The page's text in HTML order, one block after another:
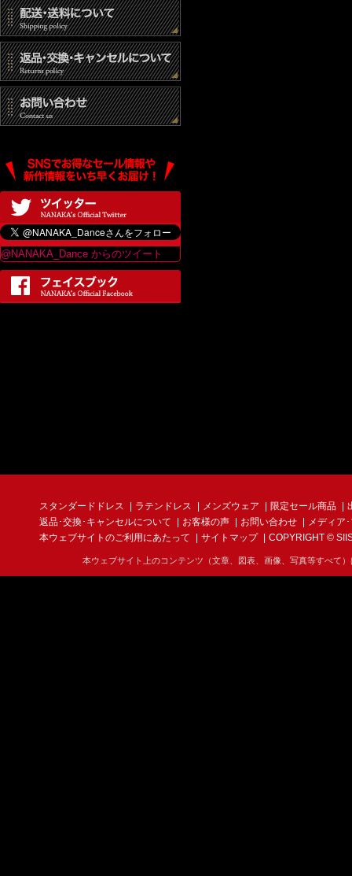
@NANAKA_Dance からのツイート
スタンダードドレス ラテンドレス メンズウェア 限定セール商品
返品･交換･キャンセルについて
お客様の声 お問い合わせ
メディア
本ウェブサイトのご利用にあたって
サイトマップ COPYRIGHT ©
本ウェブサイト上のコンテンツ（文章、図表、画像、写真等すべて